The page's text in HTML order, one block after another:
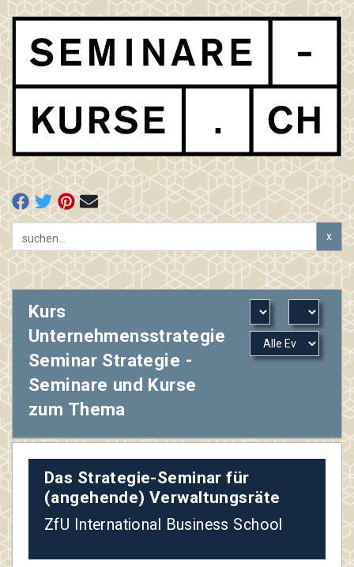
x
Kurs
Unternehmensstrategie
Seminar Strategie -
Seminare und Kurse
zum Thema
Das Strategie-Seminar für
(angehende) Verwaltungsräte
ZfU International Business School